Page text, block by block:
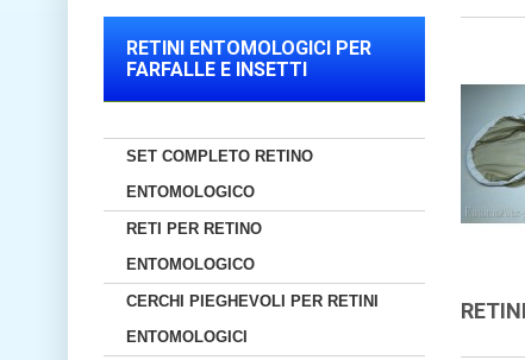
RETINI ENTOMOLOGICI PER
FARFALLE E INSETTI
SET COMPLETO RETINO
ENTOMOLOGICO
RETI PER RETINO
ENTOMOLOGICO
CERCHI PIEGHEVOLI PER RETINI
ENTOMOLOGICI